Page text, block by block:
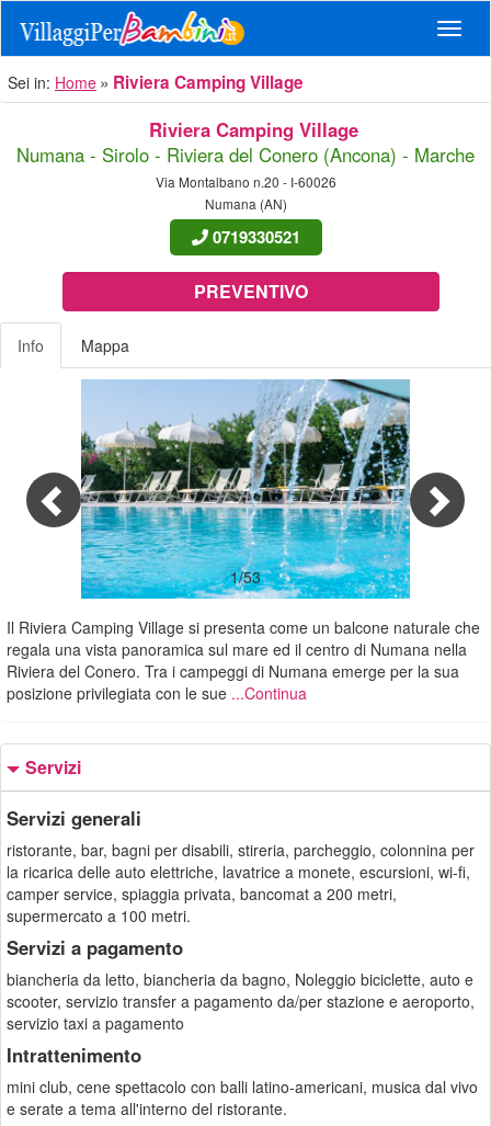
Sei in: Home Riviera Camping Village
Riviera Camping Village
Numana - Sirolo - Riviera del Conero (Ancona) - Marche
Via Montalbano n.20 - I-60026
Numana (AN)
0719330521
PREVENTIVO
Info Mappa
1/53
Il Riviera Camping Village si presenta come un balcone naturale che
regala una vista panoramica sul mare ed il centro di Numana nella
Riviera del Conero. Tra i campeggi di Numana emerge per la sua
posizione privilegiata con le sue ...Continua
Servizi
Servizi generali
ristorante, bar, bagni per disabili, stireria, parcheggio, colonnina per
la ricarica delle auto elettriche, lavatrice a monete, escursioni, wi-fi,
camper service, spiaggia privata, bancomat a 200 metri,
supermercato a 100 metri.
Servizi a pagamento
biancheria da letto, biancheria da bagno, Noleggio biciclette, auto e
scooter, servizio transfer a pagamento da/per stazione e aeroporto,
servizio taxi a pagamento
Intrattenimento
mini club, cene spettacolo con balli latino-americani, musica dal vivo
e serate a tema all'interno del ristorante.